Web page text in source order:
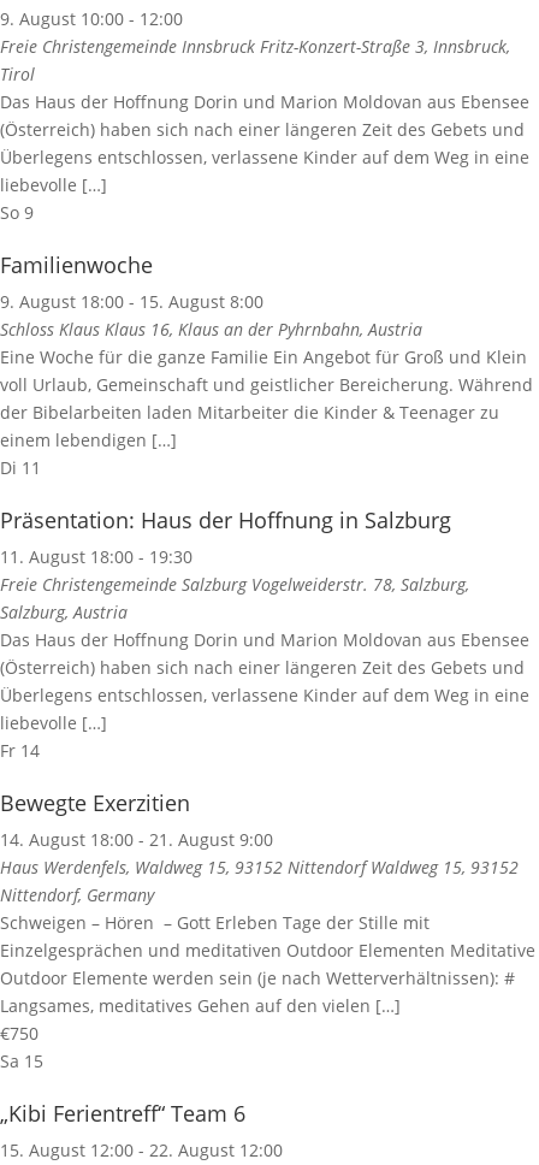
9. August 10:00 - 12:00
Freie Christengemeinde Innsbruck Fritz-Konzert-Straße 3, Innsbruck,
Tirol
Das Haus der Hoffnung Dorin und Marion Moldovan aus Ebensee
(Österreich) haben sich nach einer längeren Zeit des Gebets und
Überlegens entschlossen, verlassene Kinder auf dem Weg in eine
liebevolle […]
So 9
Familienwoche
9. August 18:00 - 15. August 8:00
Schloss Klaus Klaus 16, Klaus an der Pyhrnbahn, Austria
Eine Woche für die ganze Familie Ein Angebot für Groß und Klein
voll Urlaub, Gemeinschaft und geistlicher Bereicherung. Während
der Bibelarbeiten laden Mitarbeiter die Kinder & Teenager zu
einem lebendigen […]
Di 11
Präsentation: Haus der Hoffnung in Salzburg
11. August 18:00 - 19:30
Freie Christengemeinde Salzburg Vogelweiderstr. 78, Salzburg,
Salzburg, Austria
Das Haus der Hoffnung Dorin und Marion Moldovan aus Ebensee
(Österreich) haben sich nach einer längeren Zeit des Gebets und
Überlegens entschlossen, verlassene Kinder auf dem Weg in eine
liebevolle […]
Fr 14
Bewegte Exerzitien
14. August 18:00 - 21. August 9:00
Haus Werdenfels, Waldweg 15, 93152 NittendorfWaldweg 15, 93152
Nittendorf, Germany
Schweigen – Hören – Gott Erleben Tage der Stille mit
Einzelgesprächen und meditativen Outdoor Elementen Meditative
Outdoor Elemente werden sein (je nach Wetterverhältnissen): #
Langsames, meditatives Gehen auf den vielen […]
€750
Sa 15
„Kibi Ferientreff“ Team 6
15. August 12:00 - 22. August 12:00